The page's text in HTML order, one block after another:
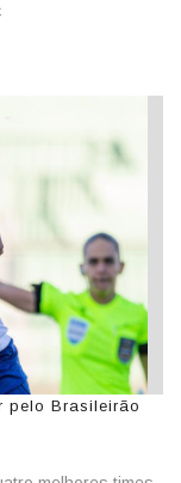
pelo Brasileirão